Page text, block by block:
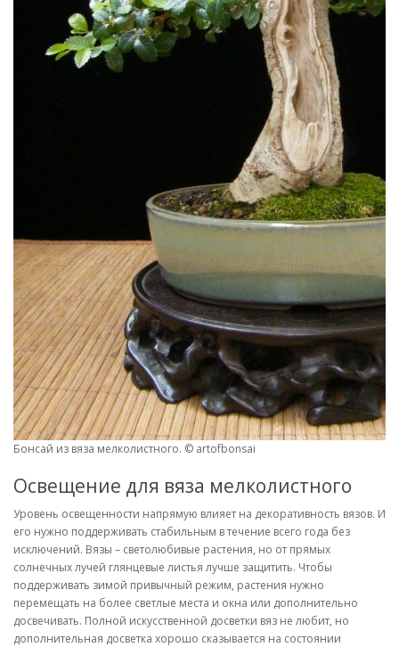
Бонсай из вяза мелколистного. © artofbonsai
Освещение для вяза мелколистного
Уровень освещенности напрямую влияет на декоративность вязов. И
его нужно поддерживать стабильным в течение всего года без
исключений. Вязы – светолюбивые растения, но от прямых
солнечных лучей глянцевые листья лучше защитить. Чтобы
поддерживать зимой привычный режим, растения нужно
перемещать на более светлые места и окна или дополнительно
досвечивать. Полной искусственной досветки вяз не любит, но
дополнительная досветка хорошо сказывается на состоянии